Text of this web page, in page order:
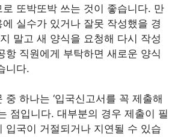
로 또박또박 쓰는 것이 좋습니다. 만
실수가 있거나 잘못 작성했을 경
말고 새 양식을 요청해 다시 작성
항 직원에게 부탁하면 새로운 양식
니다.
중 하나는 ‘입국신고서를 꼭 제출해
점입니다. 대부분의 경우 제출이 필
입국이 거절되거나 지연될 수 있습